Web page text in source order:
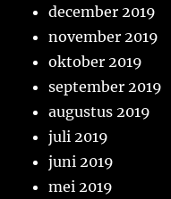
december 2019
november 2019
oktober 2019
september 2019
augustus 2019
juli 2019
juni 2019
mei 2019